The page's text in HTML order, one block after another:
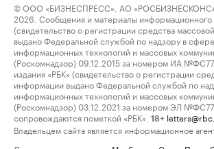
© ООО «БИЗНЕСПРЕСС», АО
2026. Сообщения и материалы информационного
(свидетельство о регистрации средства
выдано Федеральной службой по надзору в сфере
информационных технологий и массовых
(Роскомнадзор) 09.12.2015 за номером ИА
издания «РБК» (свидетельство о регистрации
информации выдано Федеральной службой по
информационных технологий и массовых
(Роскомнадзор) 03.12.2021 за номером ЭЛ
сопровождаются пометкой «РБК».
18+
Владельцем сайта является информационное